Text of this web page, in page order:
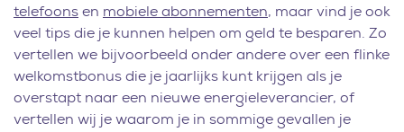
telefoonsen mobiele abonnementen, maar vind je ook
veel tips die je kunnen helpen om geld te besparen. Zo
vertellen we bijvoorbeeld onder andere over een flinke
welkomstbonus die je jaarlijks kunt krijgen als je
overstapt naar een nieuwe energieleverancier, of
vertellen wij je waarom je in sommige gevallen je